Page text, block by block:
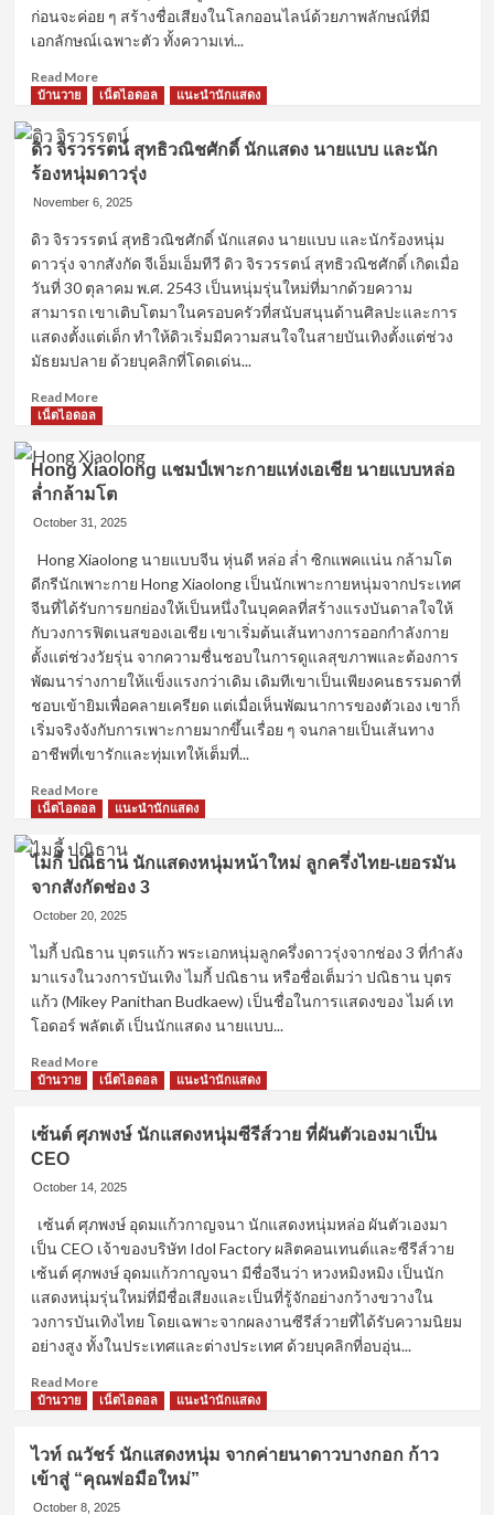
ยอด
ฮิต
อันดับ
1
ก่อนจะค่อย ๆ สร้างชื่อเสียงในโลกออนไลน์ด้วยภาพลักษณ์ที่มี
เอกลักษณ์เฉพาะตัว ทั้งความเท่...
Read MoreRead
more
ตา
ต้า
ภาณุ
เดช
แบบ
หนุ่ม
หล่อ
หน้า
สุด
เท่
แพค
แน่น
บ้านวาย เน็ตไอดอล แนะนำนักแสดง
ดิว จิรวรรตน์ สุทธิวณิชศักดิ์ นักแสดง นายแบบ และนัก
ร้องหนุ่มดาวรุ่ง
November 6, 2025
ดิว จิรวรรตน์ สุทธิวณิชศักดิ์ นักแสดง นายแบบ และนักร้องหนุ่ม
ดาวรุ่ง จากสังกัด จีเอ็มเอ็มทีวี ดิว จิรวรรตน์ สุทธิวณิชศักดิ์ เกิดเมื่อ
วันที่ 30 ตุลาคม พ.ศ. 2543 เป็นหนุ่มรุ่นใหม่ที่มากด้วยความ
สามารถ เขาเติบโตมาในครอบครัวที่สนับสนุนด้านศิลปะและการ
แสดงตั้งแต่เด็ก ทำให้ดิวเริ่มมีความสนใจในสายบันเทิงตั้งแต่ช่วง
มัธยมปลาย ด้วยบุคลิกที่โดดเด่น...
Read MoreRead
ดิว
จิร
วร
รตน์
วณิช
ศักดิ์
นัก
แสดง
แบบ
และ
นัก
ร้อง
หนุ่ม
รุ่ง
เน็ตไอดอล
Hong Xiaolong แชมป์เพาะกายแห่งเอเชีย นายแบบหล่อ
ล่ำกล้ามโต
October 31, 2025
Hong Xiaolong นายแบบจีน หุ่นดี หล่อ ล่ำ ซิกแพคแน่น กล้ามโต
ดีกรีนักเพาะกาย Hong Xiaolong เป็นนักเพาะกายหนุ่มจากประเทศ
จีนที่ได้รับการยกย่องให้เป็นหนึ่งในบุคคลที่สร้างแรงบันดาลใจให้
กับวงการฟิตเนสของเอเชีย เขาเริ่มต้นเส้นทางการออกกำลังกาย
ตั้งแต่ช่วงวัยรุ่น จากความชื่นชอบในการดูแลสุขภาพและต้องการ
พัฒนาร่างกายให้แข็งแรงกว่าเดิม เดิมทีเขาเป็นเพียงคนธรรมดาที่
ชอบเข้ายิมเพื่อคลายเครียด แต่เมื่อเห็นพัฒนาการของตัวเอง เขาก็
เริ่มจริงจังกับการเพาะกายมากขึ้นเรื่อย ๆ จนกลายเป็นเส้นทาง
อาชีพที่เขารักและทุ่มเทให้เต็มที่...
Read MoreRead
more
Hong
Xiaolong
แชมป์
เพาะ
แห่ง
เอเชีย
นาย
แบบ
ล่ำ
กล้าม
เน็ตไอดอล แนะนำนักแสดง
ไมกี้ ปณิธาน นักแสดงหนุ่มหน้าใหม่ ลูกครึ่งไทย-เยอรมัน
จากสังกัดช่อง 3
October 20, 2025
ไมกี้ ปณิธาน บุตรแก้ว พระเอกหนุ่มลูกครึ่งดาวรุ่งจากช่อง 3 ที่กำลัง
มาแรงในวงการบันเทิง ไมกี้ ปณิธาน หรือชื่อเต็มว่า ปณิธาน บุตร
แก้ว (Mikey Panithan Budkaew) เป็นชื่อในการแสดงของ ไมค์ เท
โอดอร์ พลัตเต้ เป็นนักแสดง นายแบบ...
Read MoreRead
more
กี้
นัก
หนุ่ม
หน้า
ใหม่
ลูก
ครึ่ง
ไทย-
เยอรมัน
สังกัด
ช่อง
บ้านวาย เน็ตไอดอล แนะนำนักแสดง
เซ้นต์ ศุภพงษ์ นักแสดงหนุ่มซีรีส์วาย ที่ผันตัวเองมาเป็น
CEO
October 14, 2025
เซ้นต์ ศุภพงษ์ อุดมแก้วกาญจนา นักแสดงหนุ่มหล่อ ผันตัวเองมา
เป็น CEO เจ้าของบริษัท Idol Factory ผลิตคอนเทนต์และซีรีส์วาย
เซ้นต์ ศุภพงษ์ อุดมแก้วกาญจนา มีชื่อจีนว่า หวงหมิงหมิง เป็นนัก
แสดงหนุ่มรุ่นใหม่ที่มีชื่อเสียงและเป็นที่รู้จักอย่างกว้างขวางใน
วงการบันเทิงไทย โดยเฉพาะจากผลงานซีรีส์วายที่ได้รับความนิยม
อย่างสูง ทั้งในประเทศและต่างประเทศ ด้วยบุคลิกที่อบอุ่น...
Read MoreRead
more
เซ้นต์
ศุภ
พงษ์
นัก
บ้านวาย เน็ตไอดอล แนะนำนักแสดง
ไวท์ ณวัชร์ นักแสดงหนุ่ม จากค่ายนาดาวบางกอก ก้าว
เข้าสู่ “คุณพ่อมือใหม่”
October 8, 2025